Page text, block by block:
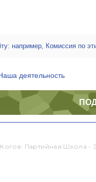
деятельность
Партийная Школа -